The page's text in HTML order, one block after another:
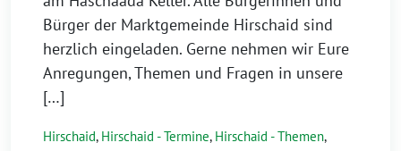
2026
Bürger der Marktgemeinde Hirschaid sind
herzlich eingeladen. Gerne nehmen wir Eure
Anregungen, Themen und Fragen in unsere
[…]
Hirschaid, Hirschaid - Termine, Hirschaid - Themen,